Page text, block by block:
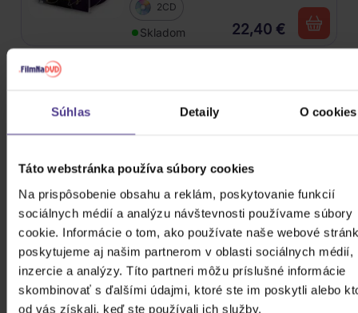
Súhlas Detaily O cookies
Táto webstránka používa súbory cookies
Na prispôsobenie obsahu a reklám, poskytovanie funkcií
sociálnych médií a analýzu návštevnosti používame súbory
cookie. Informácie o tom, ako používate naše webové
poskytujeme aj našim partnerom v oblasti sociálnych médií,
inzercie a analýzy. Títo partneri môžu príslušné informácie
skombinovať s ďalšími údajmi, ktoré ste im poskytli alebo
od vás získali, keď ste používali ich služby.
2CD
Skladom 22,40 €
Schelinger Jiří, Skupina Františka
Ringo Čecha: Báječní muži
Vinyl
Skladom 18,20 €